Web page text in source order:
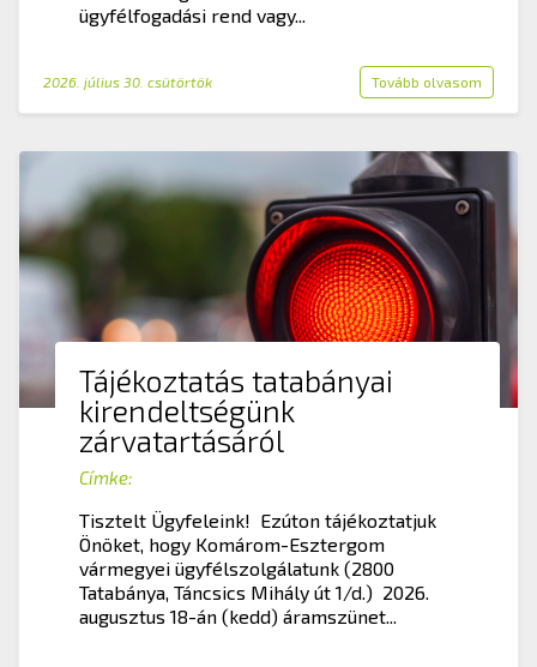
ügyfélfogadási rend vagy...
2026. július 30. csütörtök Tovább olvasom
Tájékoztatás tatabányai
kirendeltségünk
zárvatartásáról
Címke:
Tisztelt Ügyfeleink! Ezúton tájékoztatjuk
Önöket, hogy Komárom-Esztergom
vármegyei ügyfélszolgálatunk (2800
Tatabánya, Táncsics Mihály út 1/d.) 2026.
augusztus 18-án (kedd) áramszünet...